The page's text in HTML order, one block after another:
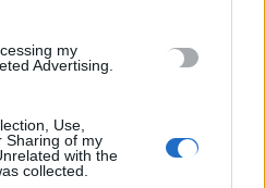
my
Advertising.
Use,
Sharing of my
with the
collected.